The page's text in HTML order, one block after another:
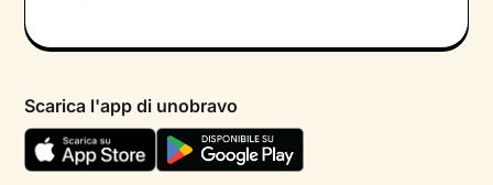
Psicologo in chat
Aiuto urgente
FAQ
Termini e condizioni
Informativa Privacy
Scarica l'app di unobravo